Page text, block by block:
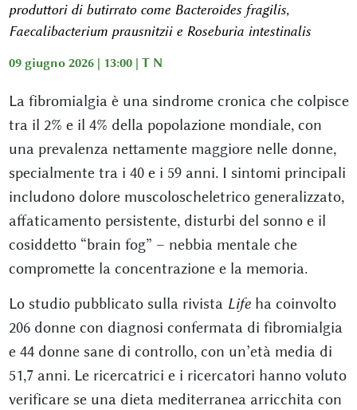
produttori di butirrato come Bacteroides fragilis,
Faecalibacterium prausnitziie Roseburia intestinalis
09 giugno 2026 | 13:00 | T N
La fibromialgia è una sindrome cronica che colpisce
tra il 2% e il 4% della popolazione mondiale, con
una prevalenza nettamente maggiore nelle donne,
specialmente tra i 40 e i 59 anni. I sintomi principali
includono dolore muscoloscheletrico generalizzato,
affaticamento persistente, disturbi del sonno e il
cosiddetto “brain fog” – nebbia mentale che
compromette la concentrazione e la memoria.
Lo studio pubblicato sulla rivista Lifeha coinvolto
206 donne con diagnosi confermata di fibromialgia
e 44 donne sane di controllo, con un’età media di
51,7 anni. Le ricercatrici e i ricercatori hanno voluto
verificare se una dieta mediterranea arricchita con